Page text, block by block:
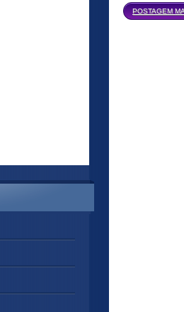
POSTAGEM